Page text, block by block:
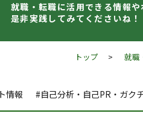
就職・転職に活用できる情報
是非実践してみてくださいね！
トップ >就職
情報 #自己分析・自己PR・ガク